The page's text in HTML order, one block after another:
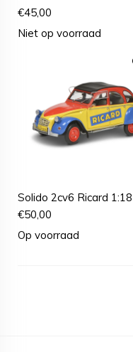
€45,00
Niet op voorraad
Solido 2cv6 Ricard 1:18
€50,00
Op voorraad